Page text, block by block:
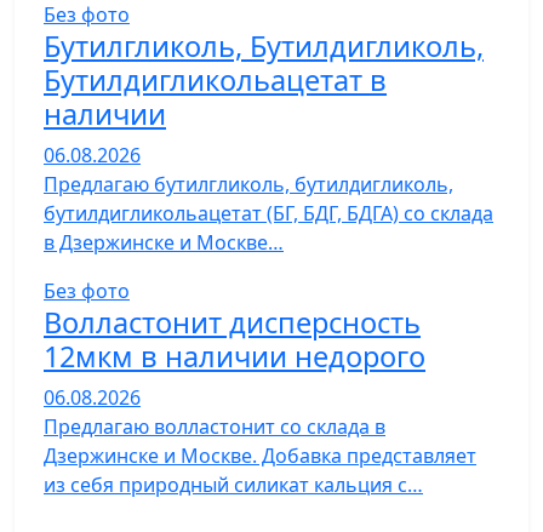
Без фото
Бутилгликоль, Бутилдигликоль,
Бутилдигликольацетат в
наличии
06.08.2026
Предлагаю бутилгликоль, бутилдигликоль,
бутилдигликольацетат (БГ, БДГ, БДГА) со склада
в Дзержинске и Москве…
Без фото
Волластонит дисперсность
12мкм в наличии недорого
06.08.2026
Предлагаю волластонит со склада в
Дзержинске и Москве. Добавка представляет
из себя природный силикат кальция с…